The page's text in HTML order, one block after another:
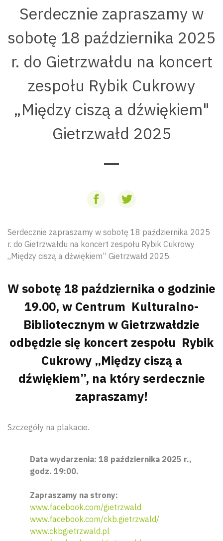
Serdecznie zapraszamy w
sobotę 18 października 2025
r. do Gietrzwałdu na koncert
zespołu Rybik Cukrowy
„Między ciszą a dźwiękiem"
Gietrzwałd 2025
Serdecznie zapraszamy w sobotę 18 października 2025
r. do Gietrzwałdu na koncert zespołu Rybik Cukrowy
„Między ciszą a dźwiękiem” Gietrzwałd 2025.
W sobotę 18 października o godzinie
19.00, w Centrum Kulturalno-
Bibliotecznym w Gietrzwałdzie
odbędzie się koncert zespołu Rybik
Cukrowy „Między ciszą a
dźwiękiem”, na który serdecznie
zapraszamy!
Szczegóły na plakacie.
Data wydarzenia: 18 października 2025 r.,
godz. 19:00.
Zapraszamy na strony:
www.facebook.com/gietrzwald
www.facebook.com/ckb.gietrzwald/
www.ckbgietrzwald.pl